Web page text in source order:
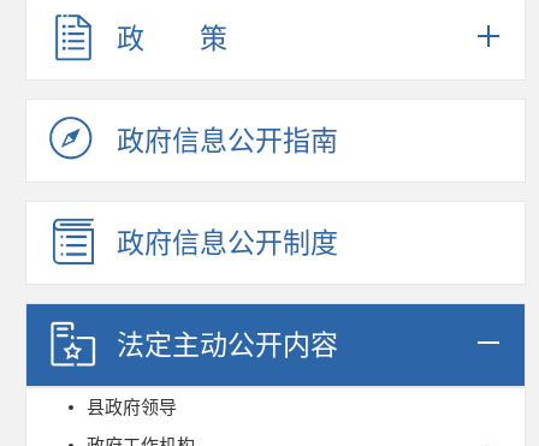
政 策
政府信息公开指南
政府信息公开制度
法定主动公开内容
县政府领导